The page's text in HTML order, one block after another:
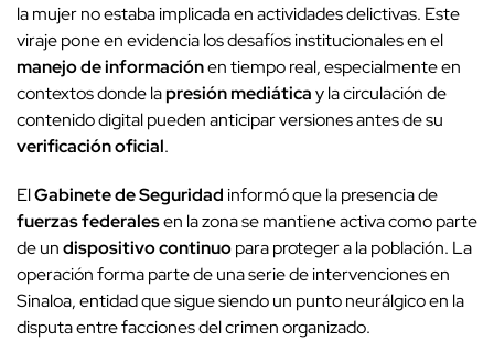
la mujer no estaba implicada en actividades delictivas. Este
viraje pone en evidencia los desafíos institucionales en el
manejo de informaciónen tiempo real, especialmente en
contextos donde lapresión mediáticay la circulación de
contenido digital pueden anticipar versiones antes de su
verificación oficial.
ElGabinete de Seguridadinformó que la presencia de
fuerzas federalesen la zona se mantiene activa como parte
de undispositivo continuopara proteger a la población. La
operación forma parte de una serie de intervenciones en
Sinaloa, entidad que sigue siendo un punto neurálgico en la
disputa entre facciones del crimen organizado.